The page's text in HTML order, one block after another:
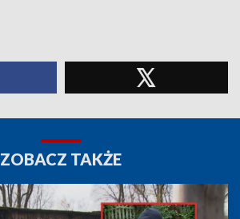
ZOBACZ TAKŻE